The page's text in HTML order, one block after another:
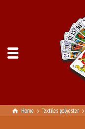
Home Textiles polyester